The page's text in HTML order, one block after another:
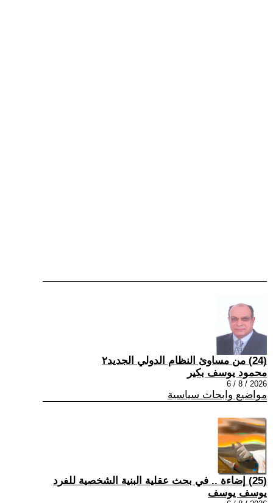
(24) من مساوئ النظام الدولي الجديد٢
محمود يوسف بكير
2026 / 8 / 6
مواضيع وابحاث سياسية
(25) إضاءة .. في بحث عقلية البنية الشخصية للفرد
يوسف يوسف